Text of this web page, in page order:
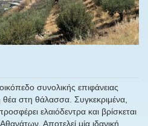
συνολικής επιφάνειας
στη θάλασσα. Συγκεκριμένα,
ελαιόδεντρα και βρίσκεται
Αποτελεί μία ιδανική